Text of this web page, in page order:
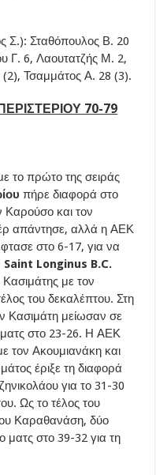
Σ.): Σταθόπουλος Β. 20
Γ. 6, Λαουτατζής Μ. 2,
Τσαμμάτος Α. 28 (3).
70-79
το πρώτο της σειράς
πήρε διαφορά στο
Καρούσο και τον
απάντησε, αλλά η ΑΕΚ
στο 6-17, για να
Saint Longinus B.C.
με τον
του δεκαλέπτου. Στη
Κασιμάτη μείωσαν σε
στο 23-26. Η ΑΕΚ
τον Ακουμιανάκη και
έριξε τη διαφορά
για το 31-30
Ως το τέλος του
Καραθανάση, δύο
ματς στο 39-32 για τη